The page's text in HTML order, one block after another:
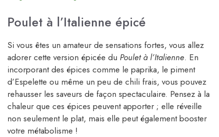
Poulet à l’Italienne épicé
Si vous êtes un amateur de sensations fortes, vous allez
adorer cette version épicée du Poulet à l’Italienne. En
incorporant des épices comme le paprika, le piment
d’Espelette ou même un peu de chili frais, vous pouvez
rehausser les saveurs de façon spectaculaire. Pensez à la
chaleur que ces épices peuvent apporter ; elle réveille
non seulement le plat, mais elle peut également booster
votre métabolisme !